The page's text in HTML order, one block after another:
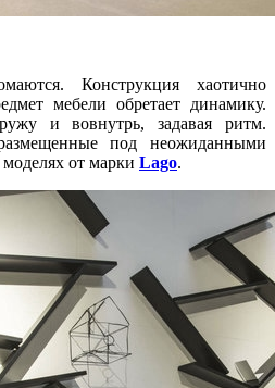
Конструкция хаотично
мебели обретает динамику.
и вовнутрь, задавая ритм.
под неожиданными
от марки Lago.